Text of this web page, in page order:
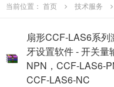
当前位置： 首页 技术服务
扇形CCF-LAS6系
牙设置软件 - 开关
NPN，CCF-LAS6-
CCF-LAS6-NC